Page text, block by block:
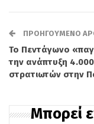
τη στήριξή
τον οποίο
Δομίνικο.
Το ατύχημα
ΠΡΟΗΓΟΎΜΕΝΟ
Το Πεντάγωνο
την ανάπτυξη 4.000
στρατιωτών στην
Μπορεί